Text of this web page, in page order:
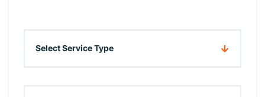
Select Service Type